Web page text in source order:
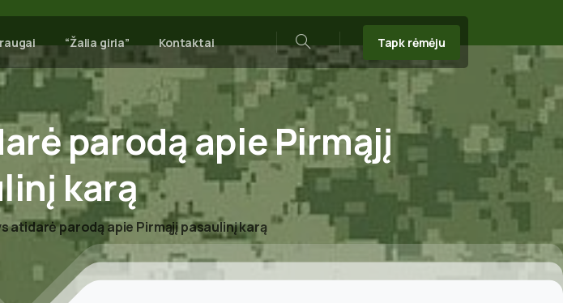
“Žalia giria” Kontaktai
Search
Tapk rėmėju
parodąapiePirmąjį
karą
atidarė parodą apie Pirmąjį pasaulinį karą